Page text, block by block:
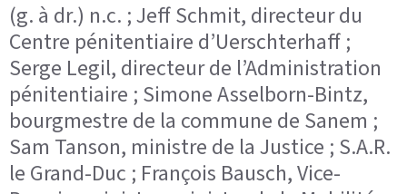
(g. à dr.) n.c. ; Jeff Schmit, directeur du
Centre pénitentiaire d’Uerschterhaff ;
Serge Legil, directeur de l’Administration
pénitentiaire ; Simone Asselborn-Bintz,
bourgmestre de la commune de Sanem ;
Sam Tanson, ministre de la Justice ; S.A.R.
le Grand-Duc ; François Bausch, Vice-